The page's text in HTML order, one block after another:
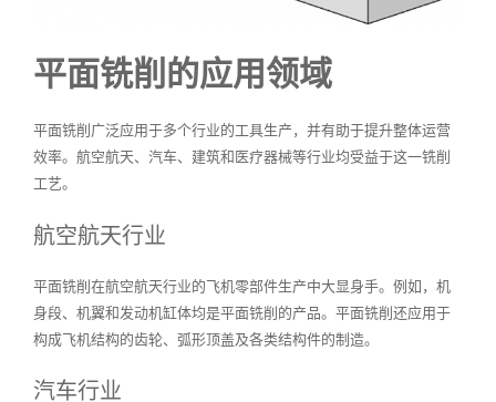
平面铣削的应用领域
平面铣削广泛应用于多个行业的工具生产，并有助于提升整体运营
效率。航空航天、汽车、建筑和医疗器械等行业均受益于这一铣削
工艺。
航空航天行业
平面铣削在航空航天行业的飞机零部件生产中大显身手。例如，机
身段、机翼和发动机缸体均是平面铣削的产品。平面铣削还应用于
构成飞机结构的齿轮、弧形顶盖及各类结构件的制造。
汽车行业